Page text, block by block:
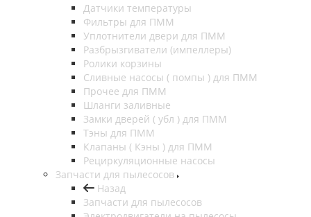
Датчики температуры
Фильтры для ПММ
Уплотнители двери для ПММ
Разбрызгиватели (импеллеры)
Ролики корзины
Сливные насосы ( помпы ) для ПММ
Прочее для ПММ
Шланги заливные
Замки дверей ( убл ) для ПММ
Тэны для ПММ
Клапаны ( Кэны ) для ПММ
Рециркуляционные насосы
Запчасти для пылесосов
Назад
Запчасти для пылесосов